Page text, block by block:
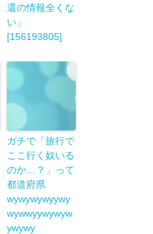
還の情報全くな
い」
[156193805]
ガチで「旅行で
ここ行く奴いる
のか…？」って
都道府県
wywywywyywy
wywwyywywyw
ywywy